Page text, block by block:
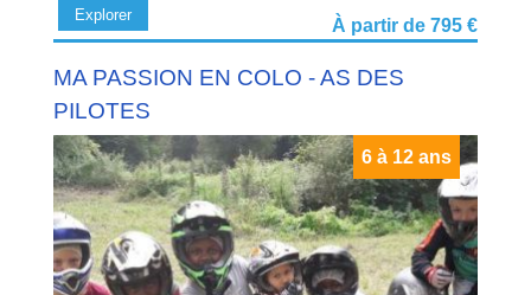
Explorer
À partir de 795 €
MA PASSION EN COLO - AS DES
PILOTES
6 à 12 ans